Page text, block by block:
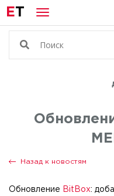
ET
Назад к новостям
Обновление BitBox: